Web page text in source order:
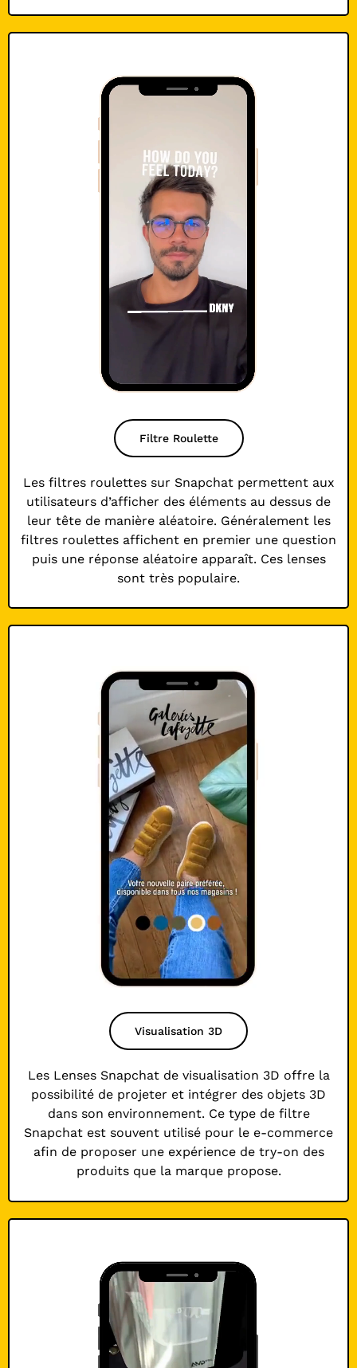
Filtre Roulette
Les filtres roulettes sur Snapchat permettent aux
utilisateurs d’afficher des éléments au dessus de
leur tête de manière aléatoire. Généralement les
filtres roulettes affichent en premier une question
puis une réponse aléatoire apparaît. Ces lenses
sont très populaire.
Visualisation 3D
Les Lenses Snapchat de visualisation 3D offre la
possibilité de projeter et intégrer des objets 3D
dans son environnement. Ce type de filtre
Snapchat est souvent utilisé pour le e-commerce
afin de proposer une expérience de try-on des
produits que la marque propose.